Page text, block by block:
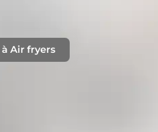
Air fryers